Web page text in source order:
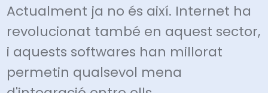
Actualment ja no és així. Internet ha
revolucionat també en aquest sector,
i aquests softwares han millorat
permetin qualsevol mena